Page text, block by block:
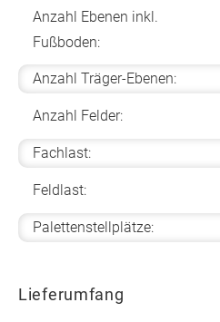
Anzahl Ebenen inkl.
Fußboden:
Anzahl Träger-Ebenen:
Anzahl Felder:
Fachlast:
Feldlast:
Palettenstellplätze:
Lieferumfang